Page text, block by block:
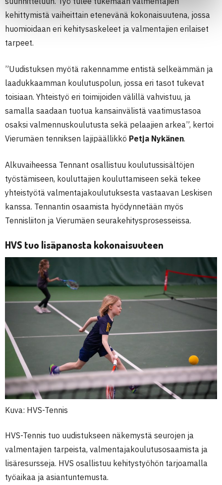
kehittymistä vaiheittain etenevänä kokonaisuutena, jossa
huomioidaan eri kehitysaskeleet ja valmentajien erilaiset
tarpeet.
”Uudistuksen myötä rakennamme entistä selkeämmän ja
laadukkaamman koulutuspolun, jossa eri tasot tukevat
toisiaan. Yhteistyö eri toimijoiden välillä vahvistuu, ja
samalla saadaan tuotua kansainvälistä vaatimustasoa
osaksi valmennuskoulutusta sekä pelaajien arkea”, kertoi
Vierumäen tenniksen lajipäällikkö Petja Nykänen.
Alkuvaiheessa Tennant osallistuu koulutussisältöjen
työstämiseen, kouluttajien kouluttamiseen sekä tekee
yhteistyötä valmentajakoulutuksesta vastaavan Leskisen
kanssa. Tennantin osaamista hyödynnetään myös
Tennisliiton ja Vierumäen seurakehitysprosesseissa.
HVS tuo lisäpanosta kokonaisuuteen
Kuva: HVS-Tennis
HVS-Tennis tuo uudistukseen näkemystä seurojen ja
valmentajien tarpeista, valmentajakoulutusosaamista ja
lisäresursseja. HVS osallistuu kehitystyöhön tarjoamalla
työaikaa ja asiantuntemusta.